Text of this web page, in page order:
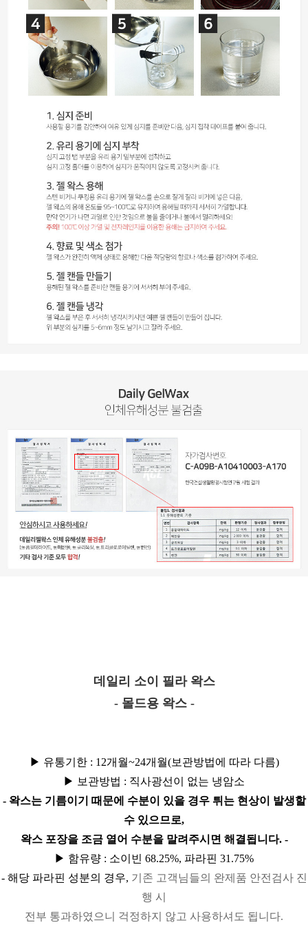
데일리 소이 필라 왁스
- 몰드용 왁스 -
▶ 유통기한 : 12개월~24개월(보관방법에 따라 다름)
▶ 보관방법 : 직사광선이 없는 냉암소
- 왁스는 기름이기 때문에 수분이 있을 경우 튀는 현상이 발생할
수 있으므로,
왁스 포장을 조금 열어 수분을 말려주시면 해결됩니다. -
▶ 함유량 : 소이빈 68.25%, 파라핀 31.75%
- 해당 파라핀 성분의 경우, 기존 고객님들의 완제품 안전검사 진
행 시
전부 통과하였으니 걱정하지 않고 사용하셔도 됩니다.